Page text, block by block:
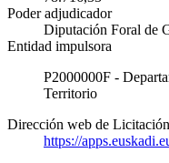
Poder adjudicador
Diputación Foral de
Entidad impulsora
P2000000F -
Territorio
Dirección web de
https://